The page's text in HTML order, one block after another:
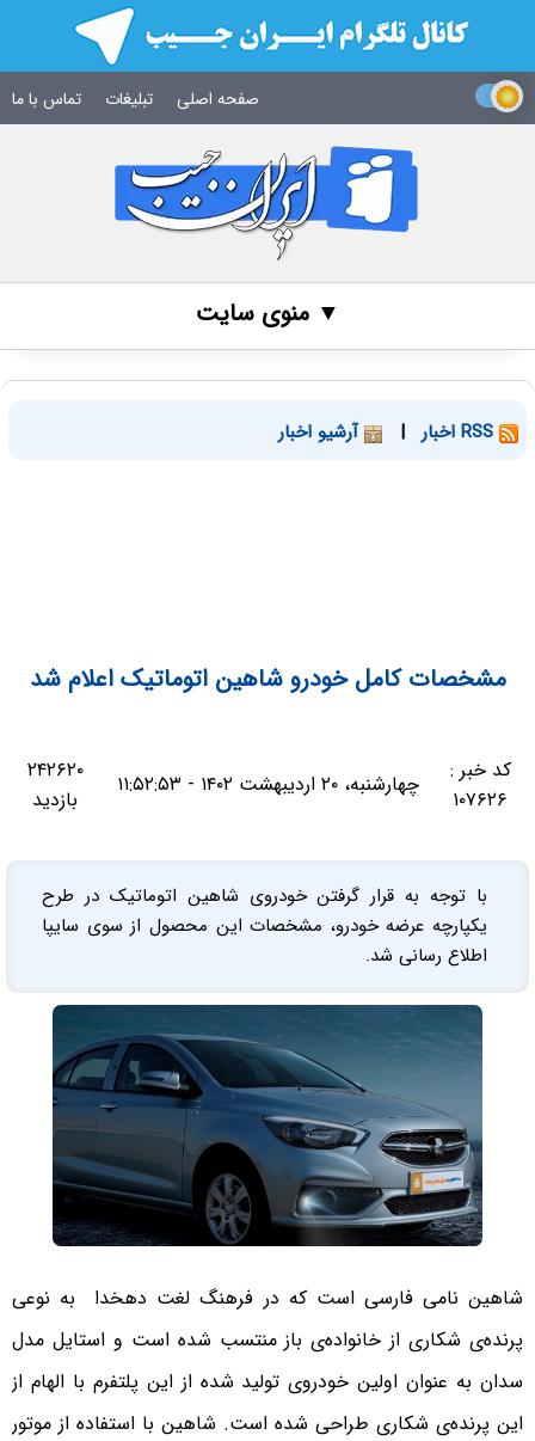
صفحه اصلی تبلیغات تماس با ما
▼ منوی سایت
| آرشیو اخبار
مشخصات کامل خودرو شاهین اتوماتیک اعلام شد
کد خبر :
۱۰۷۶۲۶
چهارشنبه، ۲۰ اردیبهشت ۱۴۰۲ - ۱۱:۵۲:۵۳
۲۴۲۶۲۰
بازدید
با توجه به قرار گرفتن خودروی شاهین اتوماتیک در طرح
یکپارچه عرضه خودرو، مشخصات این محصول از سوی سایپا
اطلاع رسانی شد.
شاهین نامی فارسی است كه در فرهنگ لغت دهخدا به نوعی
پرنده‌ی شکاری از خانواده‌ی باز منتسب شده است و استایل مدل
سدان به عنوان اولین خودروی تولید شده از این پلتفرم با الهام از
این پرنده‌ی شكاری طراحی شده است. شاهین با استفاده از موتور